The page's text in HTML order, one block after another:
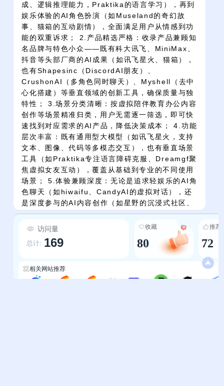
成、逻辑推理能力，Praktika的语言学习），再到
娱乐体验的AI角色扮演（如Museland的奇幻故
事、猫箱的互动剧情），全面满足用户从情感到功
能的双重诉求； 2.产品精选严格：收录产品兼顾知
名品牌与特色小众——既有科大讯飞、MiniMax、
抖音等头部厂商的AI成果（如讯飞星火、猫箱），
也有Shapesinc（DiscordAI朋友）、
CrushonAI（多角色同时聊天）、Myshell（去中
心化搭建）等垂直领域的创新工具，确保质量与独
特性； 3.场景分类清晰：按虚拟陪伴教育办公内容
创作等场景精准归类，用户无需逐一筛选，即可快
速找到对应需求的AI产品，降低决策成本； 4.功能
层次丰富：既有通用型大模型（如讯飞星火，支持
文本、图像、代码等多模态交互），也有垂直场景
工具（如Praktika专注语言障碍克服、Dreamgf聚
焦虚拟女友互动），覆盖从基础到专业的不同使用
场景； 5.体验兼顾深度：无论是追求轻娱乐的AI角
色聊天（如hiwaifu、CandyAI的虚拟对话），还
是深度参与的AI内容创作（如星野的沉浸式社区、
Museland的互动故事），用户都能找到符合自己
使用习惯的AI体验。
访问量
总计: 169
收藏
80
推荐
72
相关网站推荐